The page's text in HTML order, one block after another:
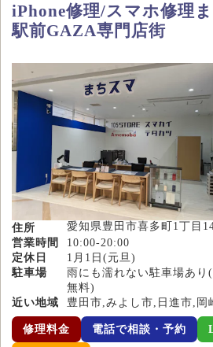
iPhone修理/スマホ修理
駅前GAZA専門店街
住所
愛知県豊田市喜多町1丁目
営業時間
10:00-20:00
定休日
1月1日(元旦)
駐車場
雨にも濡れない駐車場あり
無料)
近い地域
豊田市,みよし市,日進市,岡
修理料金 電話で相談・予約